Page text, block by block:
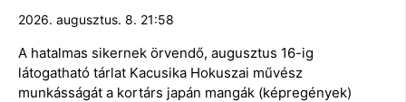
2026. augusztus. 8. 21:58
A hatalmas sikernek örvendő, augusztus 16-ig
látogatható tárlat Kacusika Hokuszai művész
munkásságát a kortárs japán mangák (képregények)